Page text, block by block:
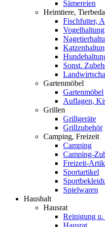
Sämereien
Heimtiere,
Fischfutter,
Vogelhaltung
Sonst.
Gartenmöbel
Gartenmöbel
Auflagen,
Grillen
Grillgeräte
Grillzubehör
Camping, Freizeit
Camping
Camping-
Freizeit-
Sportartikel
Spielwaren
Haushalt
Hausrat
Reinigung u.
Hausrat